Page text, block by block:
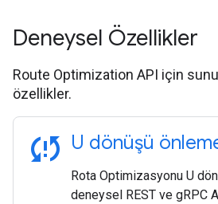
Deneysel Özellikler
Route Optimization API için
özellikler.
sync_problem U dönüşü
Rota Optimizasyonu U
deneysel REST ve gRPC